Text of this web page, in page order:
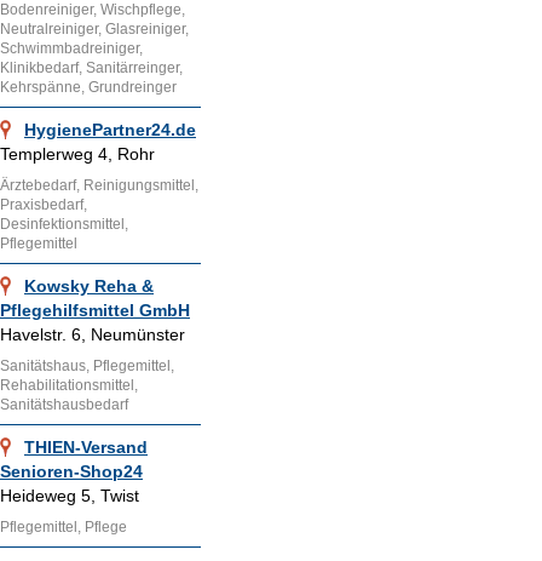
Bodenreiniger, Wischpflege,
Neutralreiniger, Glasreiniger,
Schwimmbadreiniger,
Klinikbedarf, Sanitärreinger,
Kehrspänne, Grundreinger
HygienePartner24.de
Templerweg 4, Rohr
Ärztebedarf, Reinigungsmittel,
Praxisbedarf,
Desinfektionsmittel,
Pflegemittel
Kowsky Reha &
Pflegehilfsmittel GmbH
Havelstr. 6, Neumünster
Sanitätshaus, Pflegemittel,
Rehabilitationsmittel,
Sanitätshausbedarf
THIEN-Versand
Senioren-Shop24
Heideweg 5, Twist
Pflegemittel, Pflege